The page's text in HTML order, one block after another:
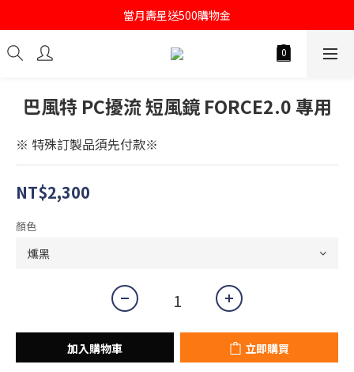
註冊會員即送購物金100
當月壽星送500購物金
註冊會員即送購物金100
巴風特 PC擾流 短風鏡 FORCE2.0 專用
※ 特殊訂製品須先付款※
NT$2,300
顏色
加入購物車 立即購買